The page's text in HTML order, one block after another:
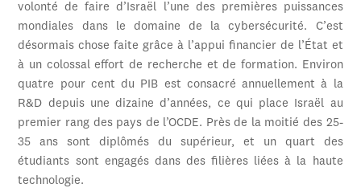
volonté de faire d’Israël l’une des premières puissances
mondiales dans le domaine de la cybersécurité. C’est
désormais chose faite grâce à l’appui financier de l’État et
à un colossal effort de recherche et de formation. Environ
quatre pour cent du PIB est consacré annuellement à la
R&D depuis une dizaine d’années, ce qui place Israël au
premier rang des pays de l’OCDE. Près de la moitié des 25-
35 ans sont diplômés du supérieur, et un quart des
étudiants sont engagés dans des filières liées à la haute
technologie.